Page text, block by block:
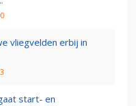
vliegvelden erbij in
start- en